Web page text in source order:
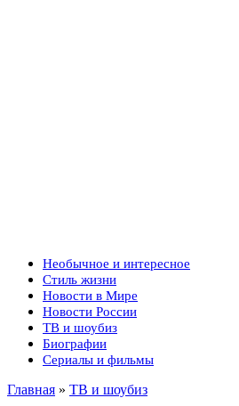
Необычное и интересное
Стиль жизни
Новости в Мире
Новости России
ТВ и шоубиз
Биографии
Сериалы и фильмы
Главная » ТВ и шоубиз